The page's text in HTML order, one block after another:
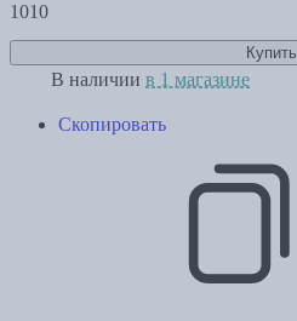
1010
Купить
В наличии в 1 магазине
Скопировать